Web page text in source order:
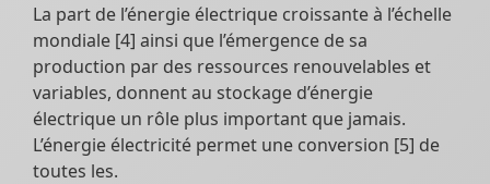
La part de l’énergie électrique croissante à l’échelle
mondiale [4] ainsi que l’émergence de sa
production par des ressources renouvelables et
variables, donnent au stockage d’énergie
électrique un rôle plus important que jamais.
L’énergie électricité permet une conversion [5] de
toutes les.